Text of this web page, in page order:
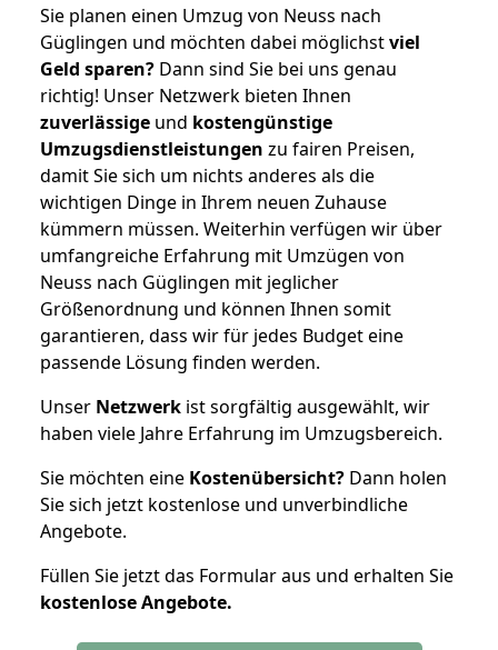
Sie planen einen Umzug von Neuss nach
Güglingen und möchten dabei möglichstviel
Geld sparen? Dann sind Sie bei uns genau
richtig! Unser Netzwerk bieten Ihnen
zuverlässige und kostengünstige
Umzugsdienstleistungen zu fairen Preisen,
damit Sie sich um nichts anderes als die
wichtigen Dinge in Ihrem neuen Zuhause
kümmern müssen. Weiterhin verfügen wir über
umfangreiche Erfahrung mit Umzügen von
Neuss nach Güglingen mit jeglicher
Größenordnung und können Ihnen somit
garantieren, dass wir für jedes Budget eine
passende Lösung finden werden.
Unser Netzwerk ist sorgfältig ausgewählt, wir
haben viele Jahre Erfahrung im Umzugsbereich.
Sie möchten eine Kostenübersicht? Dann holen
Sie sich jetzt kostenlose und unverbindliche
Angebote.
Füllen Sie jetzt das Formular aus und erhalten Sie
kostenloseAngebote.